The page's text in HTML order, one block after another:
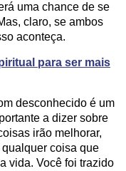
uma chance de se
claro, se ambos
aconteça.
para ser mais
desconhecido é um
a dizer sobre
irão melhorar,
coisa que
vida. Você foi trazido